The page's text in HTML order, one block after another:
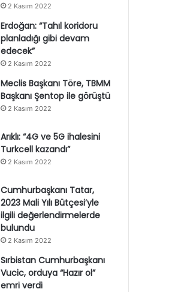
2 Kasım 2022
Erdoğan: “Tahıl koridoru
planladığı gibi devam
edecek”
2 Kasım 2022
Meclis Başkanı Töre, TBMM
Başkanı Şentop ile görüştü
2 Kasım 2022
Arıklı: “4G ve 5G ihalesini
Turkcell kazandı”
2 Kasım 2022
Cumhurbaşkanı Tatar,
2023 Mali Yılı Bütçesi’yle
ilgili değerlendirmelerde
bulundu
2 Kasım 2022
Sırbistan Cumhurbaşkanı
Vucic, orduya “Hazır ol”
emri verdi